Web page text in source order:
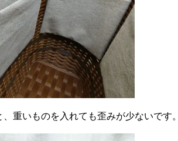
重いものを入れても歪みが少ないです。